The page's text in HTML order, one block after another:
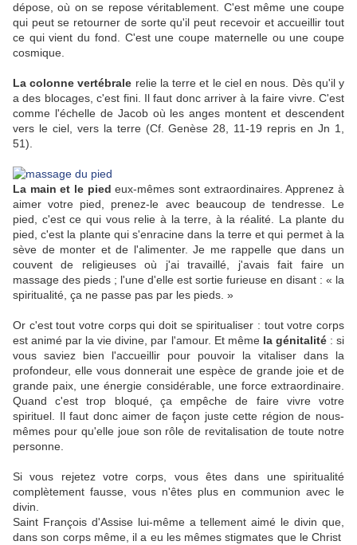
dépose, où on se repose véritablement. C'est même une coupe
qui peut se retourner de sorte qu'il peut recevoir et accueillir tout
ce qui vient du fond. C'est une coupe maternelle ou une coupe
cosmique.
La colonne vertébrale relie la terre et le ciel en nous. Dès qu'il y
a des blocages, c'est fini. Il faut donc arriver à la faire vivre. C'est
comme l'échelle de Jacob où les anges montent et descendent
vers le ciel, vers la terre (Cf. Genèse 28, 11-19 repris en Jn 1,
51).
La main et le pied eux-mêmes sont extraordinaires. Apprenez à
aimer votre pied, prenez-le avec beaucoup de tendresse. Le
pied, c'est ce qui vous relie à la terre, à la réalité. La plante du
pied, c'est la plante qui s'enracine dans la terre et qui permet à la
sève de monter et de l'alimenter. Je me rappelle que dans un
couvent de religieuses où j'ai travaillé, j'avais fait faire un
massage des pieds ; l'une d'elle est sortie furieuse en disant : « la
spiritualité, ça ne passe pas par les pieds. »
Or c'est tout votre corps qui doit se spiritualiser : tout votre corps
est animé par la vie divine, par l'amour. Et même la génitalité: si
vous saviez bien l'accueillir pour pouvoir la vitaliser dans la
profondeur, elle vous donnerait une espèce de grande joie et de
grande paix, une énergie considérable, une force extraordinaire.
Quand c'est trop bloqué, ça empêche de faire vivre votre
spirituel. Il faut donc aimer de façon juste cette région de nous-
mêmes pour qu'elle joue son rôle de revitalisation de toute notre
personne.
Si vous rejetez votre corps, vous êtes dans une spiritualité
complètement fausse, vous n'êtes plus en communion avec le
divin.
Saint François d'Assise lui-même a tellement aimé le divin que,
dans son corps même, il a eu les mêmes stigmates que le Christ